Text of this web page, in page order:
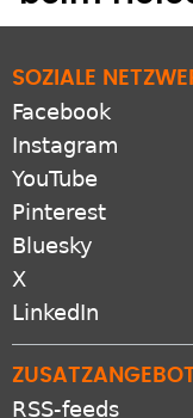
SOZIALE
Facebook
Instagram
YouTube
Pinterest
Bluesky
X